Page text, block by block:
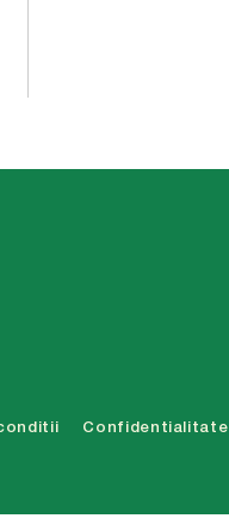
Confidentialitate